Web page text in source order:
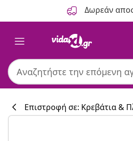
Δωρεάν
Επιστροφή σε: Κρεβάτια &